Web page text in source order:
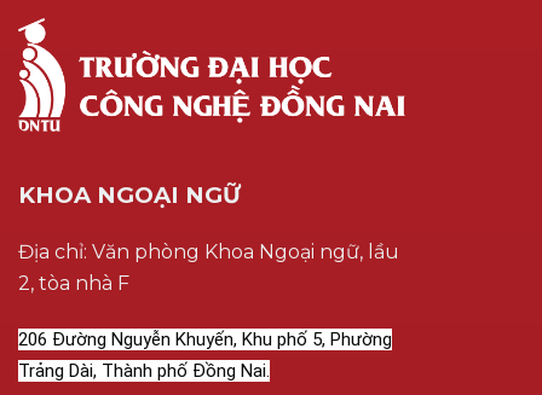
KHOA NGOẠI NGỮ
Địa chỉ: Văn phòng Khoa Ngoại ngữ, lầu
2, tòa nhà F
206 Đường Nguyễn Khuyến, Khu phố 5, Phường
Trảng Dài, Thành phố Đồng Nai.